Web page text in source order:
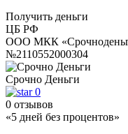
Получить деньги
ЦБ РФ
ООО МКК
№2110552000304
Срочно Деньги
0
0 отзывов
«5 дней без процентов»